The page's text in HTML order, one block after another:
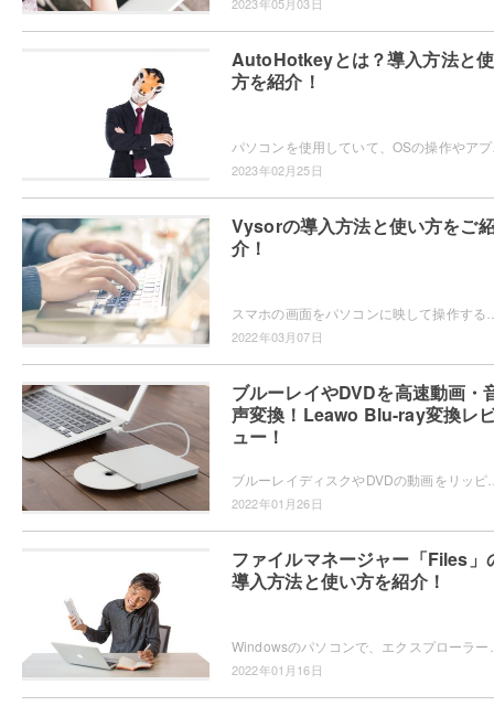
AutoHotkeyとは？導入方法と
方を紹介！
2023年02月25日
Vysorの導入方法と使い方をご
介！
2022年03月07日
ブルーレイやDVDを高速動画・
声変換！Leawo Blu-ray変換レ
ュー！
2022年01月26日
ファイルマネージャー「Files」
導入方法と使い方を紹介！
2022年01月16日